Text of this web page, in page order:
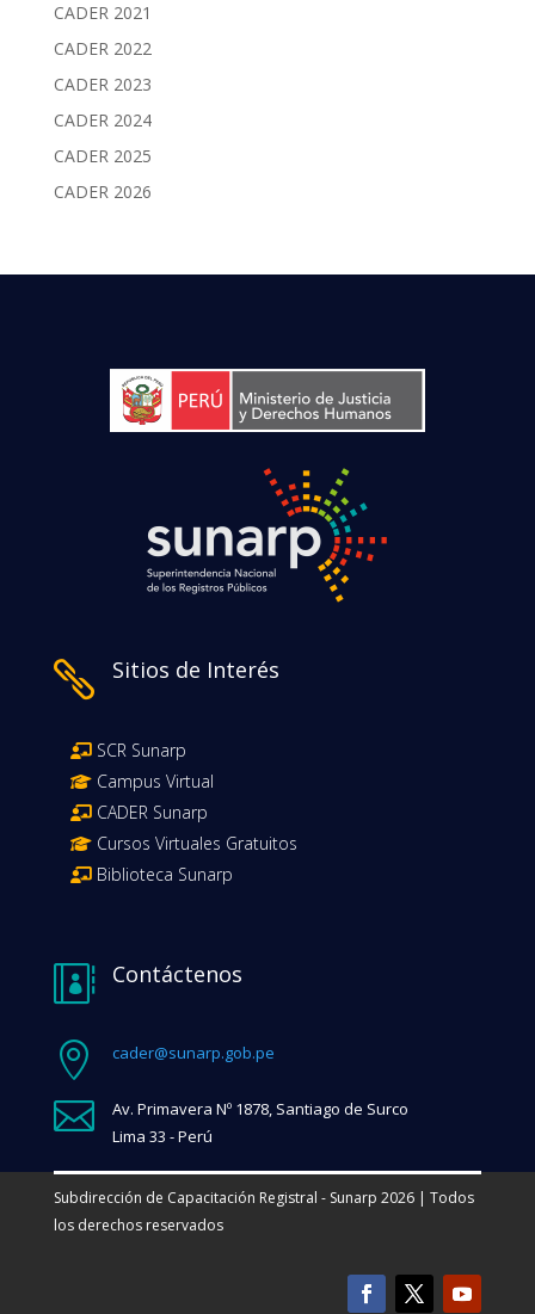
CADER 2021
CADER 2022
CADER 2023
CADER 2024
CADER 2025
CADER 2026
 Sitios de Interés
SCR Sunarp
Campus Virtual
CADER Sunarp
Cursos Virtuales Gratuitos
Biblioteca Sunarp
 Contáctenos
 cader@sunarp.gob.pe

Av. Primavera Nº 1878, Santiago de Surco
Lima 33 - Perú
Subdirección de Capacitación Registral - Sunarp 2026 | Todos
los derechos reservados